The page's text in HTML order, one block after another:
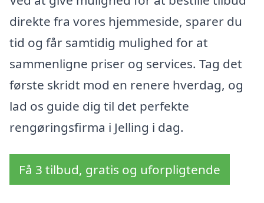
direkte fra vores hjemmeside, sparer du
tid og får samtidig mulighed for at
sammenligne priser og services. Tag det
første skridt mod en renere hverdag, og
lad os guide dig til det perfekte
rengøringsfirma i Jelling i dag.
Få 3 tilbud, gratis og uforpligtende